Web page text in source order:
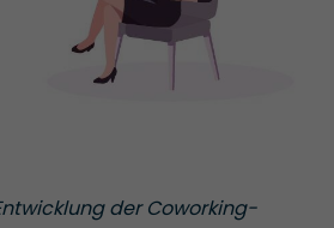
der Coworking-